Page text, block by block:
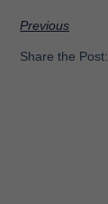
Previous
Share the Post: